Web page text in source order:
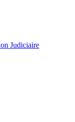
Judiciaire